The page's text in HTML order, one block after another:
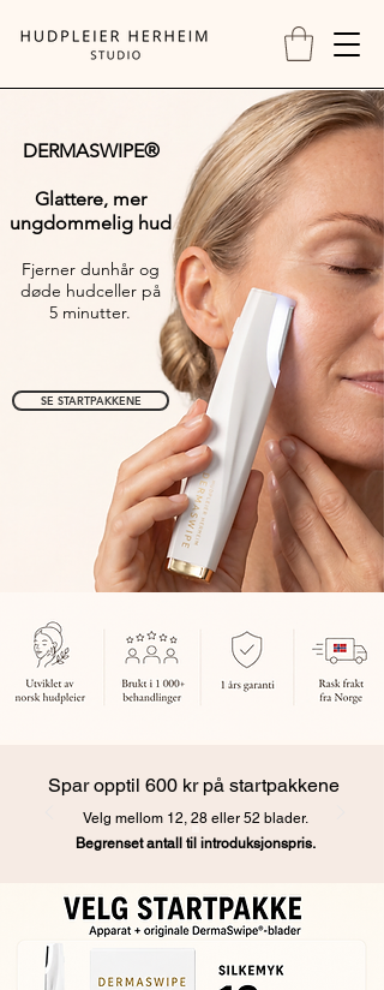
DERMASWIPE®
Glattere, mer
ungdommelig hud
SE STARTPAKKENE
Fjerner dunhår og
døde hudceller på
5 minutter.
Spar opptil 600 kr på startpakkene
Velg mellom 12, 28 eller 52 blader.
Begrenset antall til introduksjonspris.